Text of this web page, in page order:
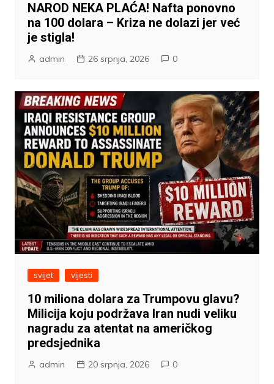
NAROD NEKA PLAĆA! Nafta ponovno
na 100 dolara – Kriza ne dolazi jer već
je stigla!
admin 26 srpnja, 2026 0
svijet vijesti
10 miliona dolara za Trumpovu glavu?
Milicija koju podržava Iran nudi veliku
nagradu za atentat na američkog
predsjednika
admin 20 srpnja, 2026 0